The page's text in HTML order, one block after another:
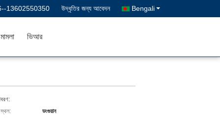
13602550350 উদ্ধৃতির জন্য আবেদন Bengali
মামলা ভিআর
স্থল:
ডংগুয়ান